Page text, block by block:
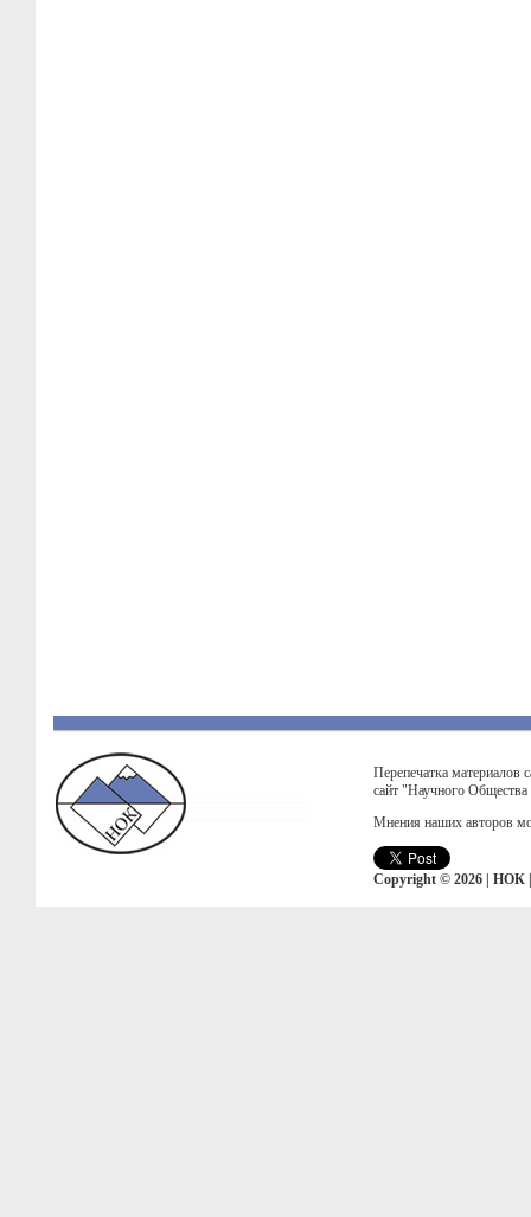
Перепечатка материалов
сайт "Научного
Мнения наших авторов
Copyright © 2026 | НОК